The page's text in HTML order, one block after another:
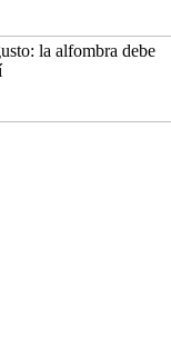
la alfombra debe